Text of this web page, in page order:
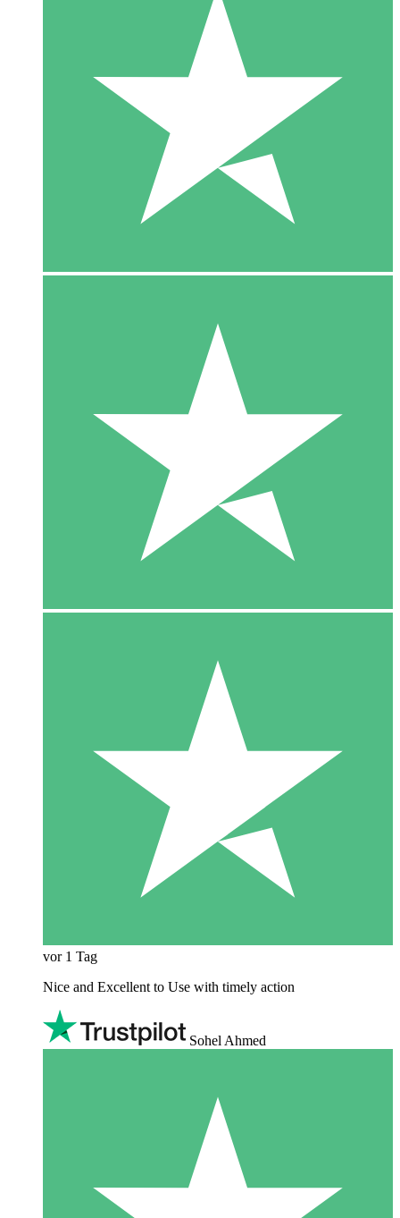
vor 1 Tag
Nice and Excellent to Use with timely action
Sohel Ahmed